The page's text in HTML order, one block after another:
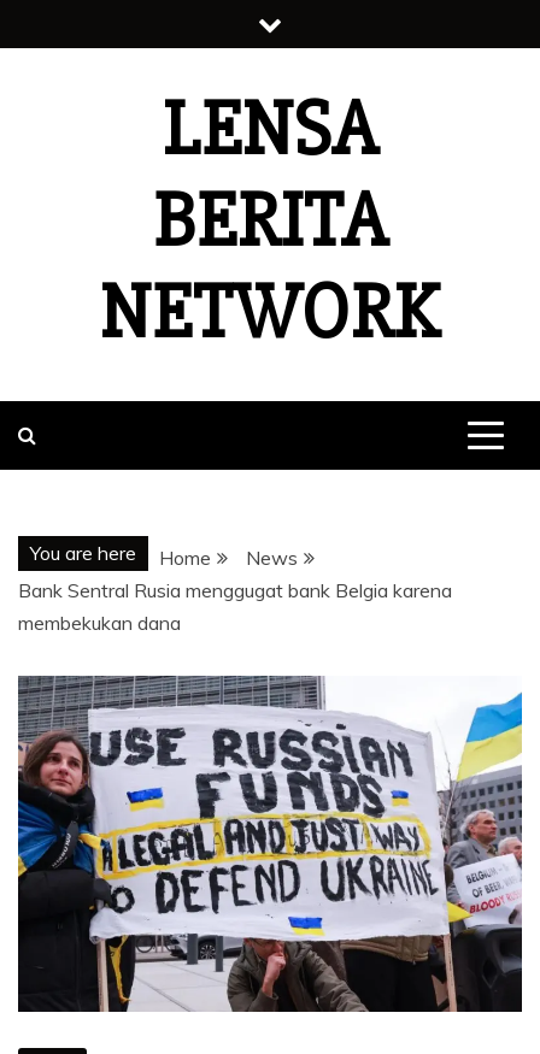
to
LENSA
BERITA
NETWORK
You are here Home
News
Bank Sentral Rusia menggugat bank Belgia karena
membekukan dana